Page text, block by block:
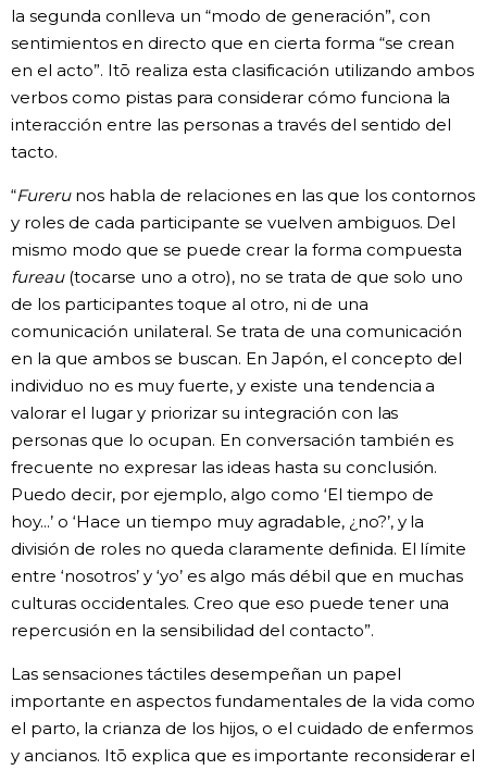
la segunda conlleva un “modo de generación”, con
sentimientos en directo que en cierta forma “se crean
en el acto”. Itō realiza esta clasificación utilizando ambos
verbos como pistas para considerar cómo funciona la
interacción entre las personas a través del sentido del
tacto.
“Furerunos habla de relaciones en las que los contornos
y roles de cada participante se vuelven ambiguos. Del
mismo modo que se puede crear la forma compuesta
fureau (tocarse uno a otro), no se trata de que solo uno
de los participantes toque al otro, ni de una
comunicación unilateral. Se trata de una comunicación
en la que ambos se buscan. En Japón, el concepto del
individuo no es muy fuerte, y existe una tendencia a
valorar el lugar y priorizar su integración con las
personas que lo ocupan. En conversación también es
frecuente no expresar las ideas hasta su conclusión.
Puedo decir, por ejemplo, algo como ‘El tiempo de
hoy...’ o ‘Hace un tiempo muy agradable, ¿no?’, y la
división de roles no queda claramente definida. El límite
entre ‘nosotros’ y ‘yo’ es algo más débil que en muchas
culturas occidentales. Creo que eso puede tener una
repercusión en la sensibilidad del contacto”.
Las sensaciones táctiles desempeñan un papel
importante en aspectos fundamentales de la vida como
el parto, la crianza de los hijos, o el cuidado de enfermos
y ancianos. Itō explica que es importante reconsiderar el